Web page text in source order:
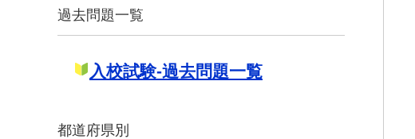
過去問題一覧
入校試験-過去問題一覧
都道府県別